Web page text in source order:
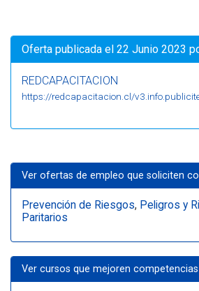
Oferta publicada el 22 Junio 2023
REDCAPACITACION
https://redcapacitacion.cl/
Ver ofertas de empleo que soliciten
Prevención de Riesgos, Peligros y
Paritarios
Ver cursos que mejoren competencias